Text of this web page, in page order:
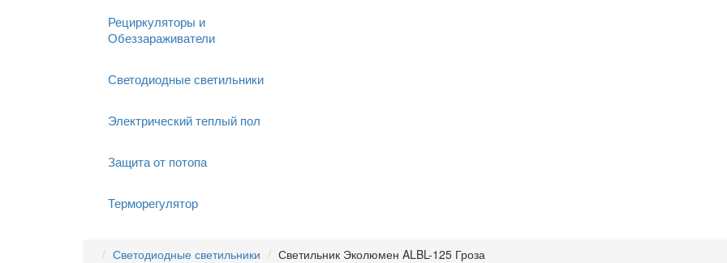
Рециркуляторы и
Обеззараживатели
Светодиодные светильники
Электрический теплый пол
Защита от потопа
Терморегулятор
Светодиодные светильники Светильник Эколюмен ALBL-125 Гроза